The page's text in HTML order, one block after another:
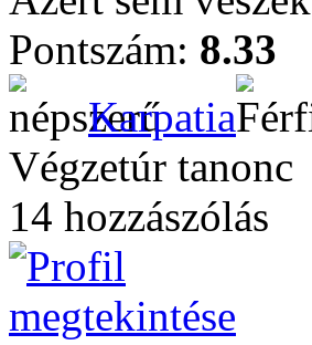
Pontszám: 8.33
Karpatia
Végzetúr tanonc
14 hozzászólás